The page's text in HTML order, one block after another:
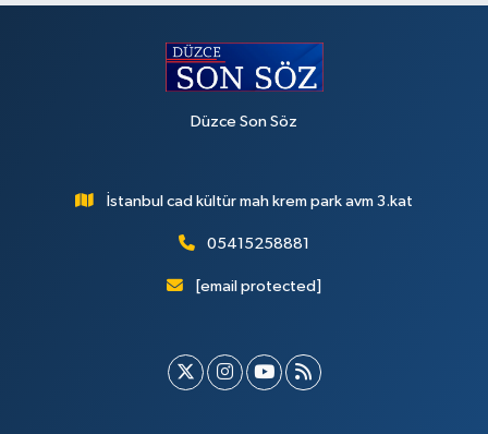
Düzce Son Söz
İstanbul cad kültür mah krem park avm 3.kat
05415258881
[email protected]